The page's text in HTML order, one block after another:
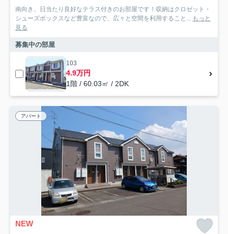
南向き、日当たり良好なテラス付きのお部屋です！収納はクロゼット・
シューズボックスなど豊富なので、広々と空間を利用すること... もっと
見る
募集中の部屋
103
4.9万円
1階 / 60.03㎡ / 2DK
アパート
NEW